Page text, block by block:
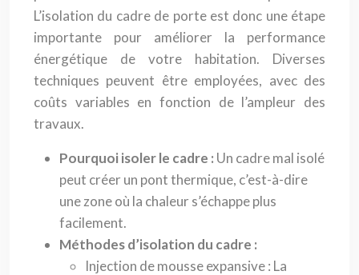
L’isolation du cadre de porte est donc une étape
importante pour améliorer la performance
énergétique de votre habitation. Diverses
techniques peuvent être employées, avec des
coûts variables en fonction de l’ampleur des
travaux.
Pourquoi isoler le cadre : Un cadre mal isolé
peut créer un pont thermique, c’est-à-dire
une zone où la chaleur s’échappe plus
facilement.
Méthodes d’isolation du cadre :
Injection de mousse expansive : La